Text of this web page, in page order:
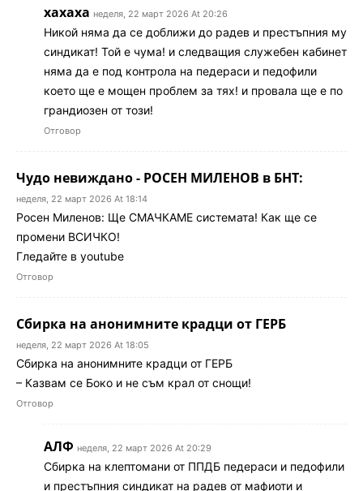
хахаха неделя, 22 март 2026 At 20:26
Никой няма да се доближи до радев и престъпния му
синдикат! Той е чума! и следващия служебен кабинет
няма да е под контрола на педераси и педофили
което ще е мощен проблем за тях! и провала ще е по
грандиозен от този!
Отговор
Чудо невиждано - РОСЕН МИЛЕНОВ в БНТ:
неделя, 22 март 2026 At 18:14
Росен Миленов: Ще СМАЧКАМЕ системата! Как ще се
промени ВСИЧКО!
Гледайте в youtube
Отговор
Сбирка на анонимните крадци от ГЕРБ
неделя, 22 март 2026 At 18:05
Сбирка на анонимните крадци от ГЕРБ
– Казвам се Боко и не съм крал от снощи!
Отговор
АЛФ неделя, 22 март 2026 At 20:29
Сбирка на клептомани от ППДБ педераси и педофили
и престъпния синдикат на радев от мафиоти и